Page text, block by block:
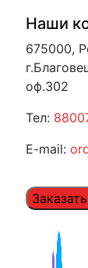
Наши
675000,
оф.302
Тел:
E-mail: